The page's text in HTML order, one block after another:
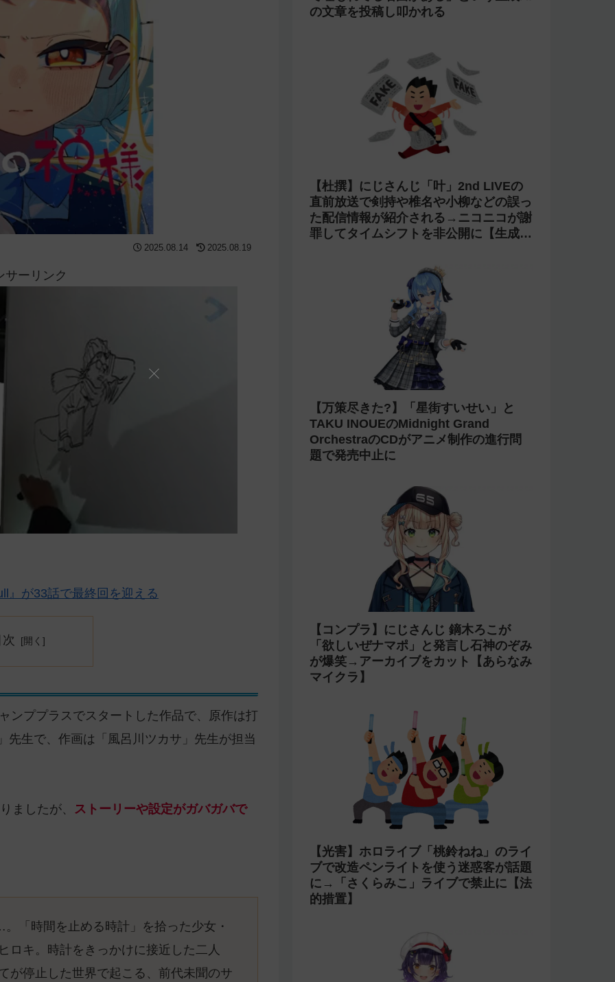
2025.08.14 2025.08.19
サーリンク
』が33話で最終回を迎える
ンププラスでスタートした作品で、原作は打
先生で、作画は「風呂川ツカサ」先生が担当
ましたが、 ストーリーや設定がガバガバで
「時間を止める時計」を拾った少女・
ロキ。時計をきっかけに接近した二人
が停止した世界で起こる、前代未聞のサ
【炎上】プロスピAのyoutubeグループ
イジメにより脱退。アプデの情報漏洩も
あったと暴露→メンバーのVIPが事実無
根だと否定
【炎上】にじさんじ 緑仙が「vtuberで
歌ってる人見たこと無いという理由だけ
で埋もれてる名曲がある」という生成AI
の文章を投稿し叩かれる
【杜撰】にじさんじ「叶」2nd LIVEの
直前放送で剣持や椎名や小柳などの誤っ
た配信情報が紹介される→ニコニコが謝
罪してタイムシフトを非公開に【生成
AI?】
【万策尽きた?】「星街すいせい」と
OrchestraのCDがアニメ制作の進行問
題で発売中止に